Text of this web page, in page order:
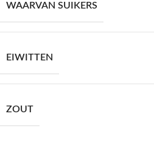
WAARVAN SUIKERS
EIWITTEN
ZOUT